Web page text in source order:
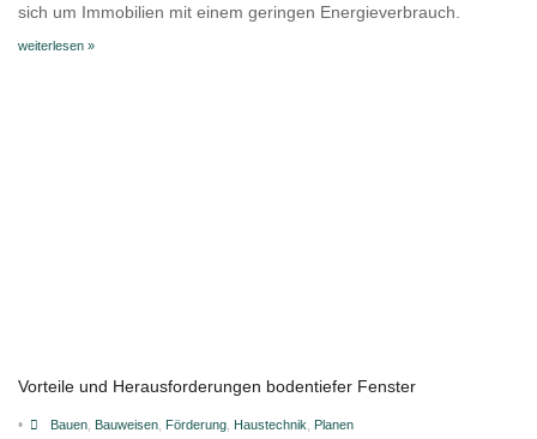
sich um Immobilien mit einem geringen Energieverbrauch.
weiterlesen »
Vorteile und Herausforderungen bodentiefer Fenster
• Bauen, Bauweisen, Förderung, Haustechnik Planen